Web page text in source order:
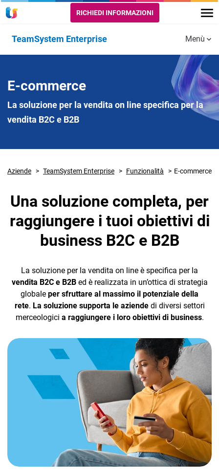
CRM
Ecommerce
Email Marketing
Fatturazione
Financial Solutions
TeamSystem Corporate
TeamSystem Store
RICHIEDI INFORMAZIONI
TeamSystem Enterprise
Finanza e Controllo
amministrazione del
personale
Intelligenza artificiale
Vendite
PROGETTI,
E
Magazzino
MES
commesse
Ufficio
STRUMENTI DI
SUPPORTO
Qualità
Monitoraggio merito
SERVIZI
INTEGRATI
Servizi Trust
L’AI che
Assistente -
che lavora
Insight - L’AI
ti informa
Prenota una chiamata
Menù
E-commerce
La soluzione per la vendita on line specifica per la
vendita B2C e B2B
Aziende TeamSystem Enterprise Funzionalità E-commerce
Una soluzione completa, per
raggiungere i tuoi obiettivi di
business B2C e B2B
La soluzione per la vendita on line è specifica per la
vendita B2C e B2Bed è realizzata in un’ottica di strategia
globale per sfruttare al massimo il potenziale della
rete. La soluzione supporta le aziendedi diversi settori
merceologici a raggiungere i loro obiettivi di business.